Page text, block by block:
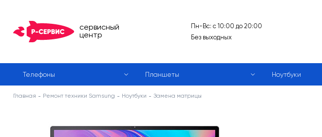
сервисный
центр
Пн-Вс: с 10:00 до 20:00
Без выходных
Телефоны Планшеты Ноутбуки
Главная Ремонт техники Samsung Ноутбуки Замена матрицы